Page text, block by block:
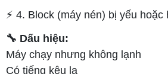
⚡ 4. Block (máy nén) bị yếu hoặc
🔧 Dấu hiệu:
Máy chạy nhưng không lạnh
Có tiếng kêu lạ